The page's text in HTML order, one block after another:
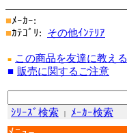
■ﾒｰｶｰ:
■ｶﾃｺﾞﾘ: その他ｲﾝﾃﾘｱ
■
この商品を友達に教える
■ 販売に関するご注意
ｼﾘｰｽﾞ検索 | ﾒｰｶｰ検索